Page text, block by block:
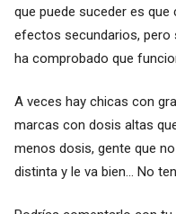
que puede suceder es
efectos secundarios, pero
ha comprobado que
A veces hay chicas con
marcas con dosis altas
menos dosis, gente que
distinta y le va bien... No